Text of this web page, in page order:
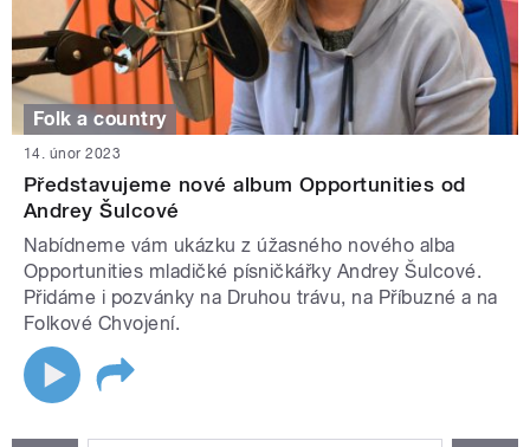
Folk a country
14. únor 2023
Představujeme nové album Opportunities od
Andrey Šulcové
Nabídneme vám ukázku z úžasného nového alba
Opportunities mladičké písničkářky Andrey Šulcové.
Přidáme i pozvánky na Druhou trávu, na Příbuzné a na
Folkové Chvojení.